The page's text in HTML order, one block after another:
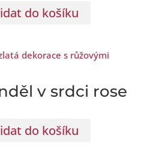
do košíku
v srdci rose
do košíku